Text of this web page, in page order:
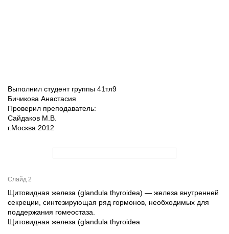
Выполнил студент группы 41тл9
Бичикова Анастасия
Проверил преподаватель:
Сайдаков М.В.
г.Москва 2012
Слайд 2
Щитовидная железа (glandula thyroidea) — железа внутренней
секреции, синтезирующая ряд гормонов, необходимых для
поддержания гомеостаза.
Щитовидная железа (glandula thyroidea